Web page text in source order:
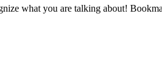
what you are talking about!